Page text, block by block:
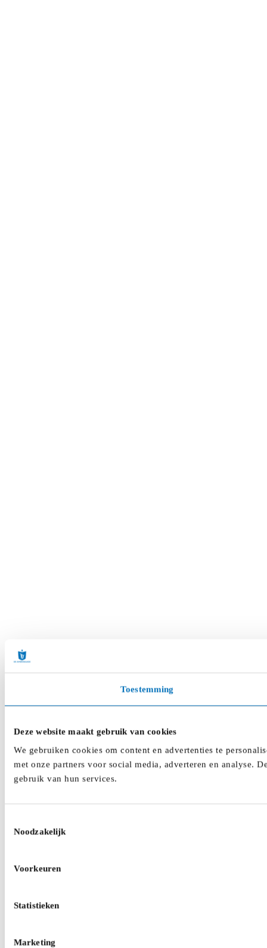
Toestemming
Deze website maakt gebruik van cookies
We gebruiken cookies om content en advertenties te
met onze partners voor social media, adverteren en analyse.
gebruik van hun services.
Noodzakelijk
Voorkeuren
Statistieken
Marketing